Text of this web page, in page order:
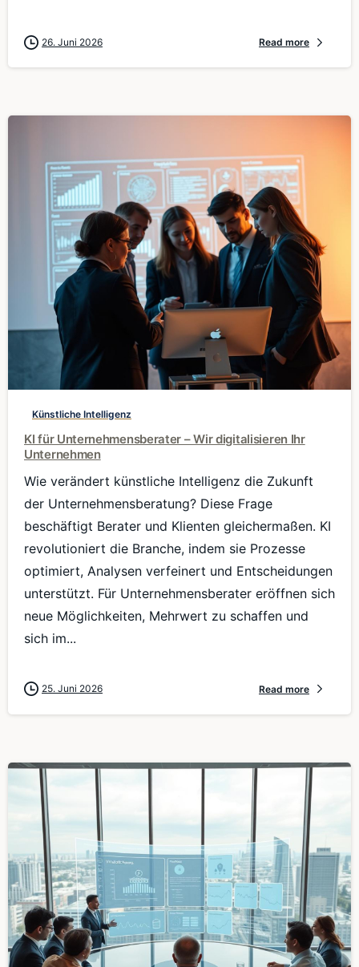
26. Juni 2026 Read more
0
Künstliche Intelligenz
KI für Unternehmensberater – Wir digitalisieren Ihr
Unternehmen
Wie verändert künstliche Intelligenz die Zukunft
der Unternehmensberatung? Diese Frage
beschäftigt Berater und Klienten gleichermaßen. KI
revolutioniert die Branche, indem sie Prozesse
optimiert, Analysen verfeinert und Entscheidungen
unterstützt. Für Unternehmensberater eröffnen sich
neue Möglichkeiten, Mehrwert zu schaffen und
sich im...
25. Juni 2026 Read more